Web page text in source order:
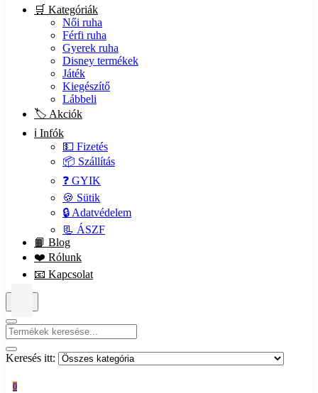
🛒 Kategóriák
Női ruha
Férfi ruha
Gyerek ruha
Disney termékek
Játék
Kiegészítő
Lábbeli
🏷️ Akciók
ℹ️ Infók
💵 Fizetés
📦 Szállítás
❓ GYIK
🍪 Sütik
🔒 Adatvédelem
📃 ÁSZF
📙 Blog
❤️ Rólunk
📧 Kapcsolat
Keresés itt:
0